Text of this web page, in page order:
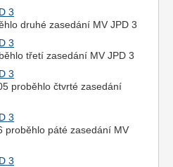
3
druhé zasedání MV JPD 3
3
třetí zasedání MV JPD 3
3
proběhlo čtvrté zasedání
3
proběhlo páté zasedání MV
3